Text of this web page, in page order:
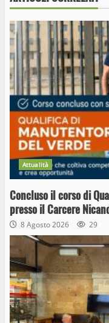
Attualità
Concluso il corso di
presso il Carcere
8 Agosto 2026 29